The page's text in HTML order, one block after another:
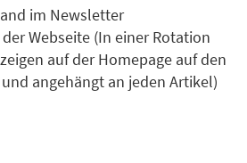
im Newsletter
Webseite (In einer Rotation
auf der Homepage auf den
angehängt an jeden Artikel)